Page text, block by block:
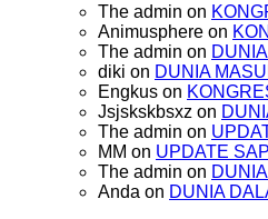
The admin on
Animusphere on
The admin on
diki on DUNIA
Engkus on
Jsjskskbsxz on
The admin on
MM on UPDATE
The admin on
Anda on DUNIA